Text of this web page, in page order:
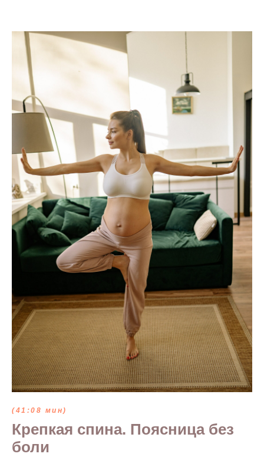
(41:08 мин)
Крепкая спина. Поясница без
боли